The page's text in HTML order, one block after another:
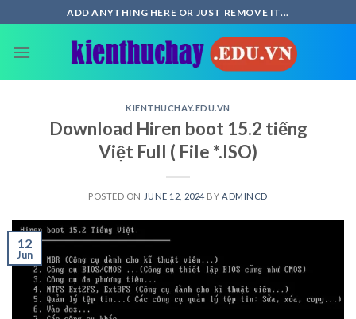
to
content
ADD ANYTHING HERE OR JUST REMOVE IT...
KIENTHUCHAY.EDU.VN
Download Hiren boot 15.2 tiếng
Việt Full ( File *.ISO)
POSTED ON JUNE 12, 2024 BY ADMINCD
12
Jun